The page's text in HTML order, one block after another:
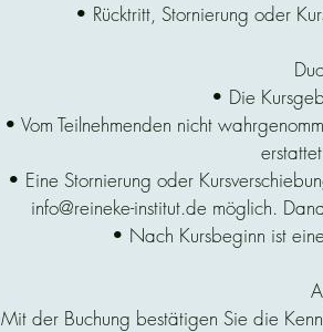
• Rücktritt, Stornierung oder
• Die
• Vom Teilnehmenden nicht
• Eine Stornierung oder
info@reineke-institut.de möglich.
• Nach Kursbeginn ist
Mit der Buchung bestätigen Sie die